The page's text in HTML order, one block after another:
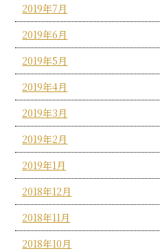
2019年7月
2019年6月
2019年5月
2019年4月
2019年3月
2019年2月
2019年1月
2018年12月
2018年11月
2018年10月